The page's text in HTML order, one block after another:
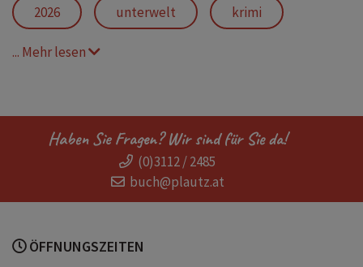
2026 unterwelt krimi
polizeiroman
ein mord im november neuerscheinung
the broken afternoon england
... Mehr lesen
Haben Sie Fragen? Wir sind für Sie da!
(0)3112 / 2485
buch@plautz.at
ÖFFNUNGSZEITEN